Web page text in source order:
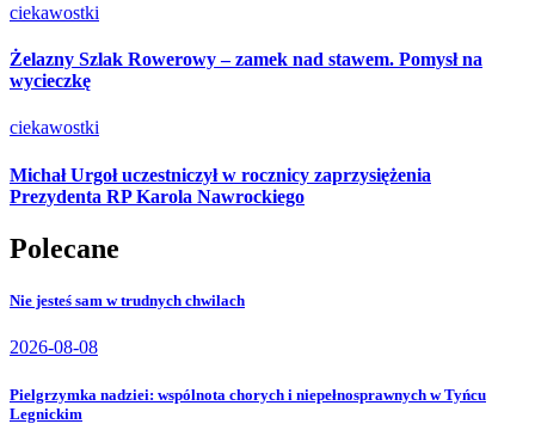
ciekawostki
Żelazny Szlak Rowerowy – zamek nad stawem. Pomysł na
wycieczkę
ciekawostki
Michał Urgoł uczestniczył w rocznicy zaprzysiężenia
Prezydenta RP Karola Nawrockiego
Polecane
Nie jesteś sam w trudnych chwilach
2026-08-08
Pielgrzymka nadziei: wspólnota chorych i niepełnosprawnych w Tyńcu
Legnickim